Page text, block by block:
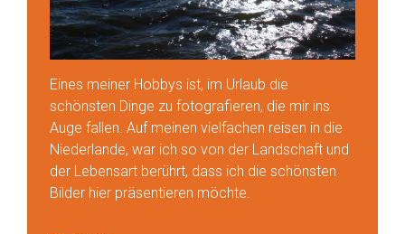
Eines meiner Hobbys ist, im Urlaub die
schönsten Dinge zu fotografieren, die mir ins
Auge fallen. Auf meinen vielfachen reisen in die
Niederlande, war ich so von der Landschaft und
der Lebensart berührt, dass ich die schönsten
Bilder hier präsentieren möchte.